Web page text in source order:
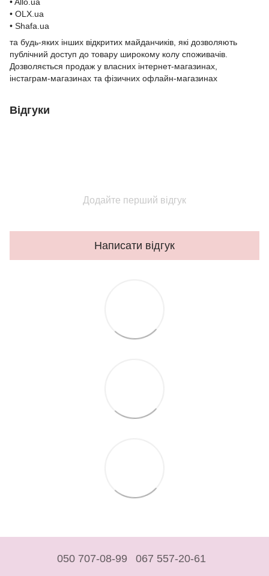
• Allo.ua
• OLX.ua
• Shafa.ua
та будь-яких інших відкритих майданчиків, які дозволяють
публічний доступ до товару широкому колу споживачів.
Дозволяється продаж у власних інтернет-магазинах,
інстаграм-магазинах та фізичних офлайн-магазинах
Відгуки
Додайте перший відгук
Написати відгук
050 707-08-99 067 557-20-61